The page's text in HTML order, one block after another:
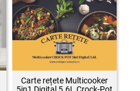
Carte rețete Multicooker
5in1 Digital 5.6L Crock-Pot